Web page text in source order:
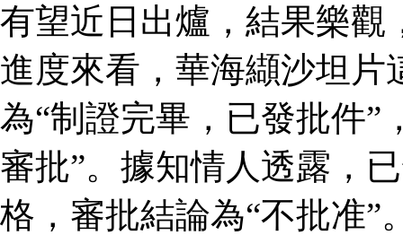
有望近日出爐，結果樂觀
進度來看，華海纈沙坦片
為“制證完畢，已發批件”
審批”。據知情人透露，
格，審批結論為“不批准”